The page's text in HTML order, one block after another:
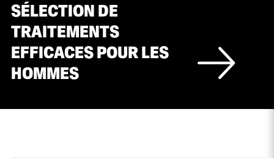
SÉLECTION DE
TRAITEMENTS
EFFICACES POUR LES
HOMMES